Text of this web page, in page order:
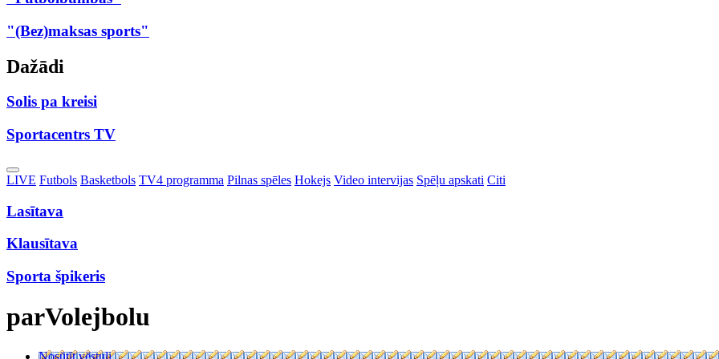
"(Bez)maksas sports"
Dažādi
Solis pa kreisi
Sportacentrs TV
Toggle
Dropdown
LIVE Futbols Basketbols TV4 programma Pilnas spēles Hokejs Video intervijas Spēļu apskati Citi
Lasītava
Klausītava
Sporta špikeris
parVolejbolu
Nosūtīt vēstuli